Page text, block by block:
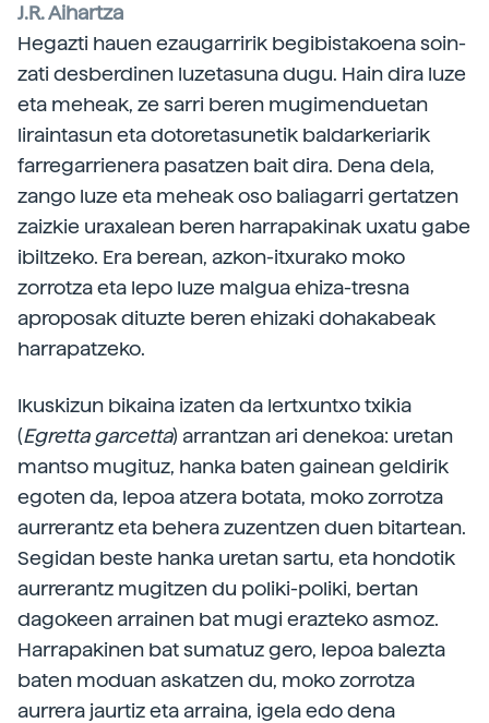
J.R. Aihartza
Hegazti hauen ezaugarririk begibistakoena soin-
zati desberdinen luzetasuna dugu. Hain dira luze
eta meheak, ze sarri beren mugimenduetan
liraintasun eta dotoretasunetik baldarkeriarik
farregarrienera pasatzen bait dira. Dena dela,
zango luze eta meheak oso baliagarri gertatzen
zaizkie uraxalean beren harrapakinak uxatu gabe
ibiltzeko. Era berean, azkon-itxurako moko
zorrotza eta lepo luze malgua ehiza-tresna
aproposak dituzte beren ehizaki dohakabeak
harrapatzeko.
Ikuskizun bikaina izaten da lertxuntxo txikia
(Egretta garcetta) arrantzan ari denekoa: uretan
mantso mugituz, hanka baten gainean geldirik
egoten da, lepoa atzera botata, moko zorrotza
aurrerantz eta behera zuzentzen duen bitartean.
Segidan beste hanka uretan sartu, eta hondotik
aurrerantz mugitzen du poliki-poliki, bertan
dagokeen arrainen bat mugi erazteko asmoz.
Harrapakinen bat sumatuz gero, lepoa balezta
baten moduan askatzen du, moko zorrotza
aurrera jaurtiz eta arraina, igela edo dena